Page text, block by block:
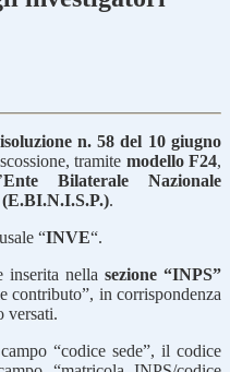
n. 58 del 10 giugno
tramite modello F24,
Ente Bilaterale Nazionale
.
“INVE“.
inserita nellasezione “INPS”
contributo”, in corrispondenza
versati.
“codice sede”, il codice